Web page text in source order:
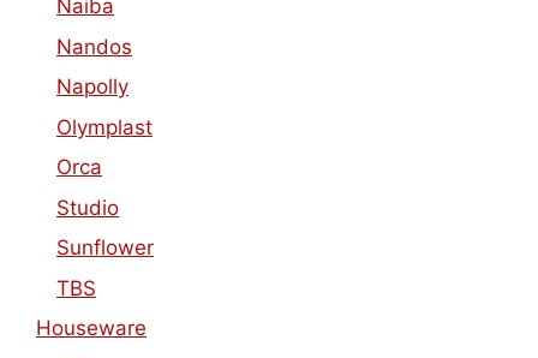
Naiba
Nandos
Napolly
Olymplast
Orca
Studio
Sunflower
TBS
Houseware